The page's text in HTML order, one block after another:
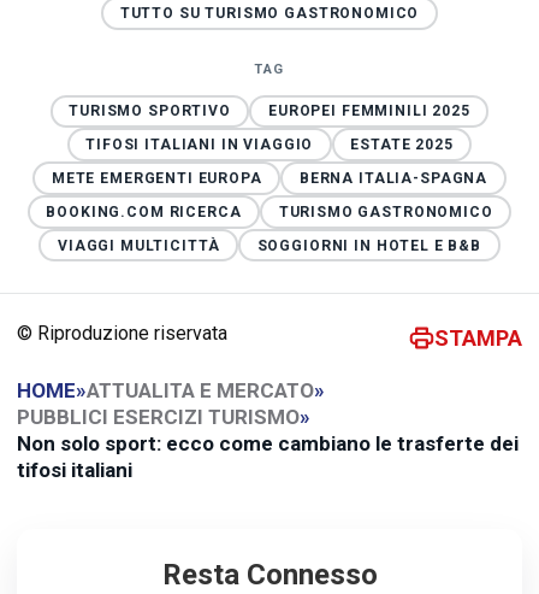
TUTTO SU TURISMO GASTRONOMICO
TAG
TURISMO SPORTIVO
EUROPEI FEMMINILI 2025
TIFOSI ITALIANI IN VIAGGIO
ESTATE 2025
METE EMERGENTI EUROPA
BERNA ITALIA-SPAGNA
BOOKING.COM RICERCA
TURISMO GASTRONOMICO
VIAGGI MULTICITTÀ
SOGGIORNI IN HOTEL E B&B
© Riproduzione riservata STAMPA
HOME»ATTUALITA E MERCATO»
PUBBLICI ESERCIZI TURISMO»
Non solo sport: ecco come cambiano le trasferte dei
tifosi italiani
Resta Connesso